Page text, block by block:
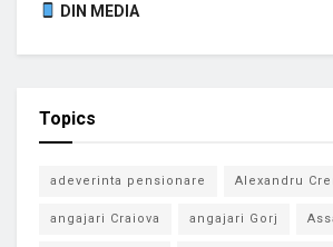
DIN MEDIA
Topics
adeverinta pensionare Alexandru
angajari Craiova angajari Gorj